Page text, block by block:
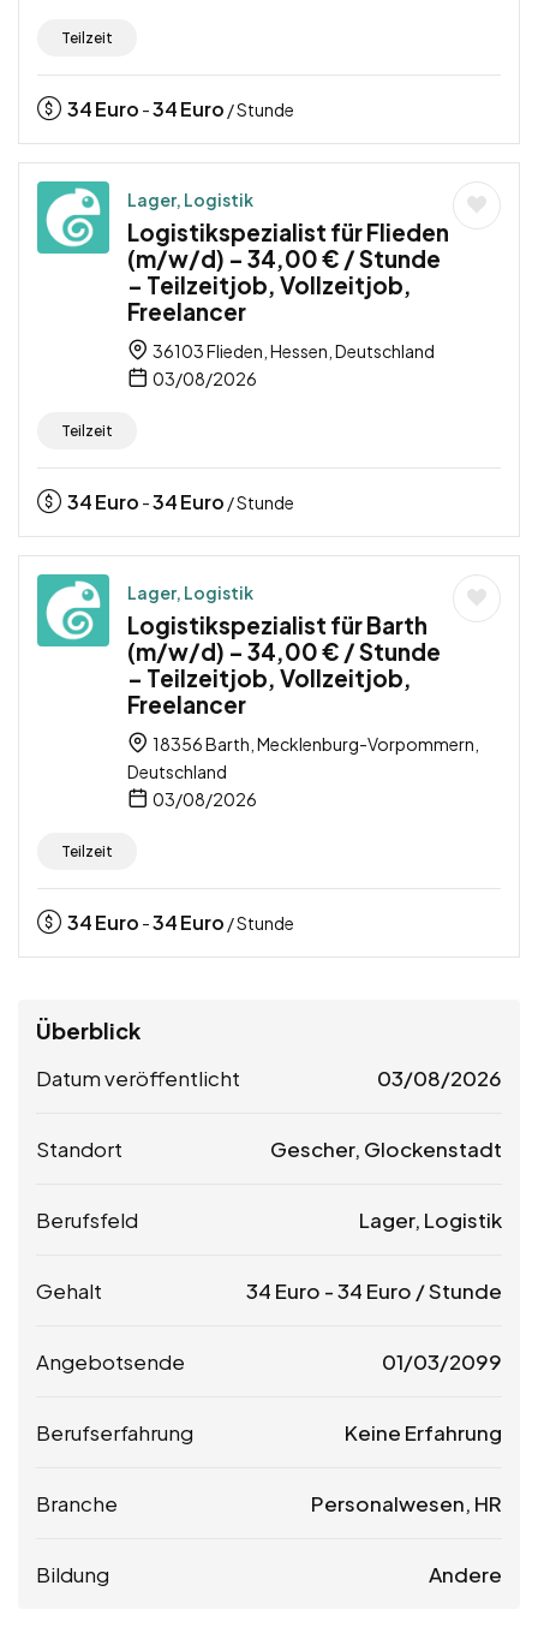
Teilzeit
34Euro -34Euro / Stunde
Lager, Logistik
Logistikspezialist für Flieden
(m/w/d) – 34,00 € / Stunde
– Teilzeitjob, Vollzeitjob,
Freelancer
36103 Flieden, Hessen, Deutschland
03/08/2026
Teilzeit
34Euro -34Euro / Stunde
Lager, Logistik
Logistikspezialist für Barth
(m/w/d) – 34,00 € / Stunde
– Teilzeitjob, Vollzeitjob,
Freelancer
18356 Barth, Mecklenburg-Vorpommern,
Deutschland
03/08/2026
Teilzeit
34Euro -34Euro / Stunde
Überblick
Datum veröffentlicht 03/08/2026
Standort Gescher, Glockenstadt
Berufsfeld Lager, Logistik
Gehalt 34 Euro -34 Euro / Stunde
Angebotsende 01/03/2099
Berufserfahrung Keine Erfahrung
Branche Personalwesen, HR
Bildung Andere